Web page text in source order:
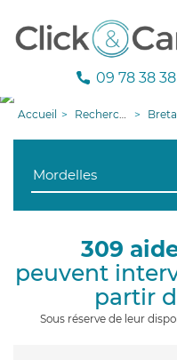
09 78 38
Accueil Recherche aide à domicile
309
peuvent
partir
Sous réserve de leur